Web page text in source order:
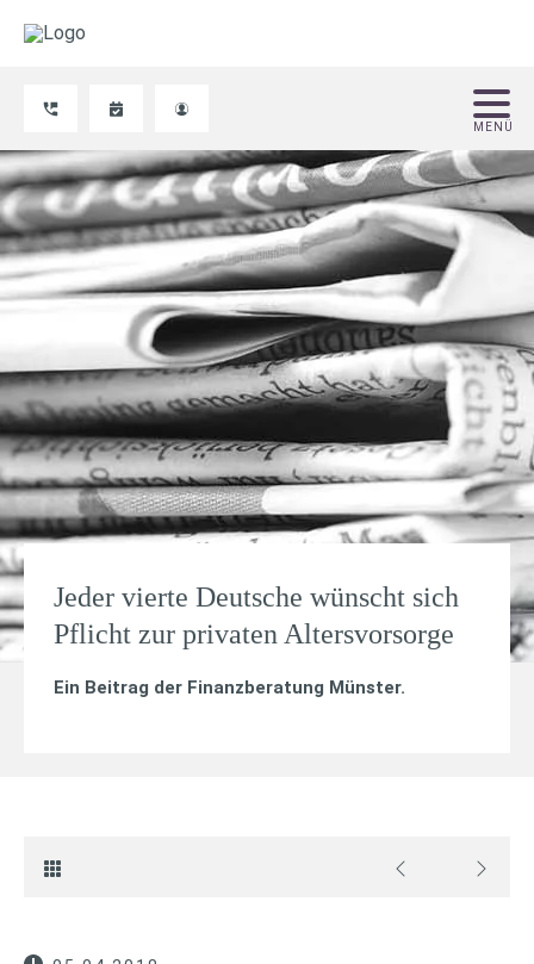
Jeder vierte Deutsche wünscht sich
Pflicht zur privaten Altersvorsorge
Ein Beitrag der Finanzberatung Münster.